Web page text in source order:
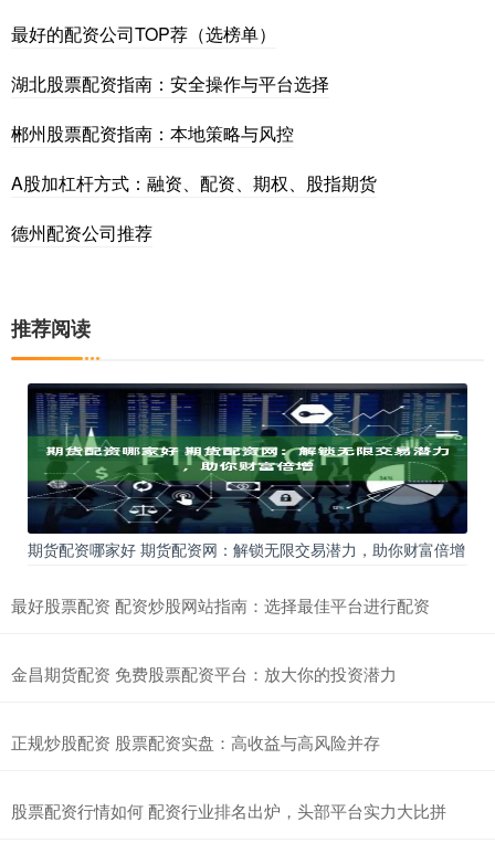
最好的配资公司TOP荐（选榜单）
湖北股票配资指南：安全操作与平台选择
郴州股票配资指南：本地策略与风控
A股加杠杆方式：融资、配资、期权、股指期货
德州配资公司推荐
推荐阅读
期货配资哪家好 期货配资网：解锁无限交易潜力，助你财富倍增
最好股票配资 配资炒股网站指南：选择最佳平台进行配资
金昌期货配资 免费股票配资平台：放大你的投资潜力
正规炒股配资 股票配资实盘：高收益与高风险并存
股票配资行情如何 配资行业排名出炉，头部平台实力大比拼